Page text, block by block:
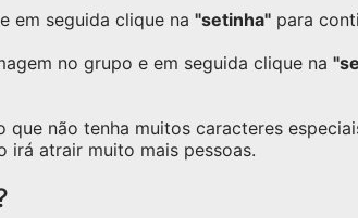
em seguida clique na "setinha" para
no grupo e em seguida clique na
não tenha muitos caracteres
irá atrair muito mais pessoas.